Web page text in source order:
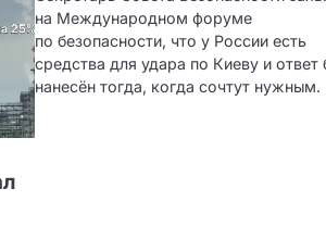
на Международном форуме
по безопасности, что у России есть
средства для удара по Киеву и ответ
нанесён тогда, когда сочтут нужным.